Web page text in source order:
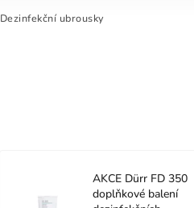
Dezinfekční ubrousky
AKCE Dürr FD 350
doplňkové balení